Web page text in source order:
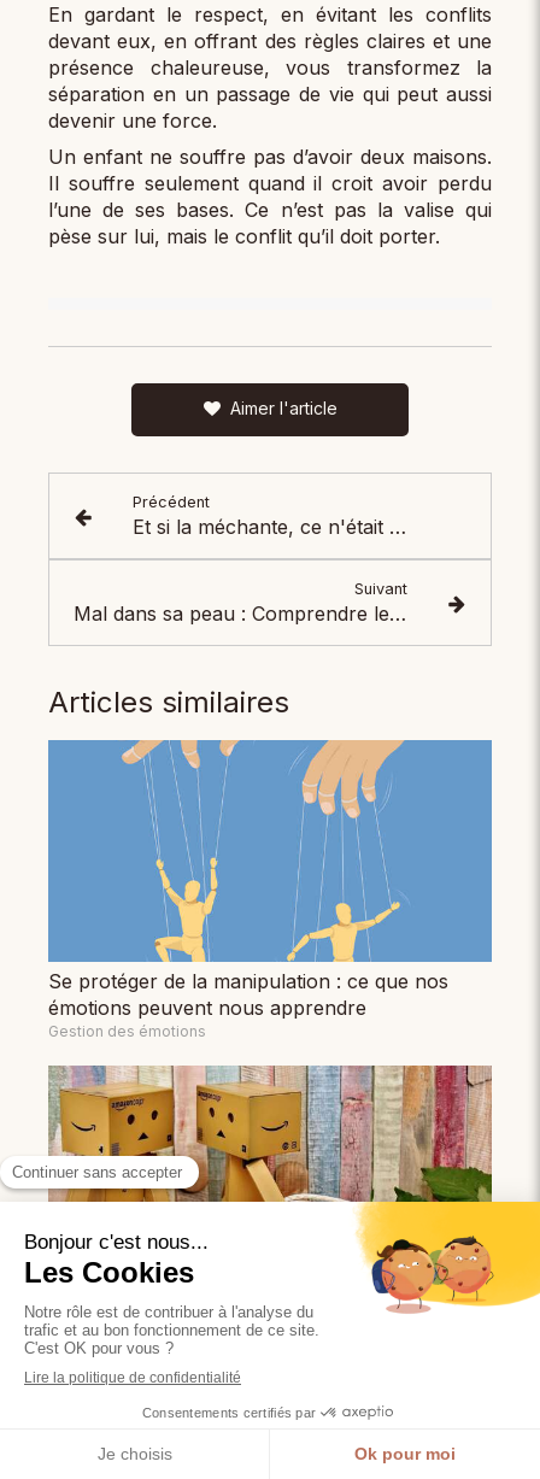
En gardant le respect, en évitant les conflits
devant eux, en offrant des règles claires et une
présence chaleureuse, vous transformez la
séparation en un passage de vie qui peut aussi
devenir une force.
Un enfant ne souffre pas d’avoir deux maisons.
Il souffre seulement quand il croit avoir perdu
l’une de ses bases. Ce n’est pas la valise qui
pèse sur lui, mais le conflit qu’il doit porter.
Aimer l'article
Précédent
Et si la méchante, ce n'était pas vous ?
Suivant
Mal dans sa peau : Comprendre les causes et trouver des solutions pour se sentir mieux
Articles similaires
Se protéger de la manipulation : ce que nos
émotions peuvent nous apprendre
Gestion des émotions
Demander pardon : les raisons qui expliquent
cette difficulté
Gestion des émotions